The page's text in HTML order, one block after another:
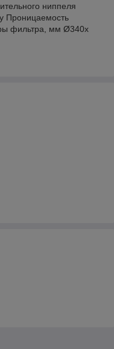
ниппеля
Проницаемость
фильтра, мм Ø340x